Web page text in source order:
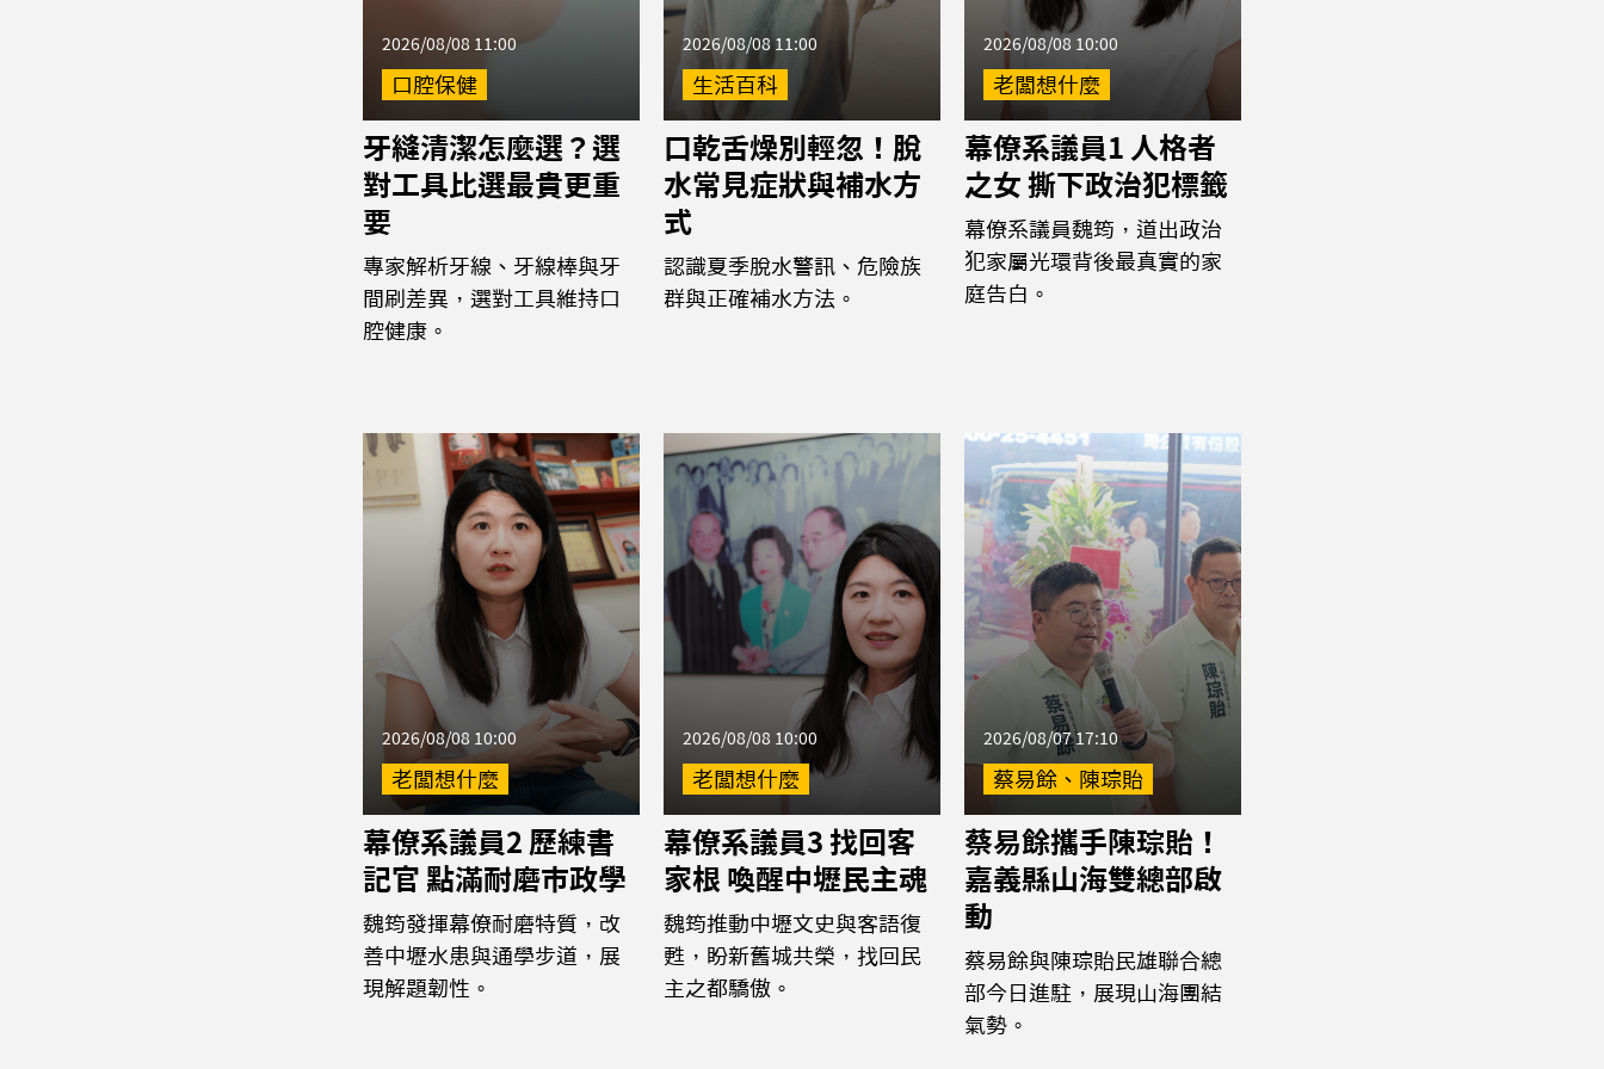
2026/08/08 11:00
口腔保健
牙縫清潔怎麼選？選
對工具比選最貴更重
要
專家解析牙線、牙線棒與牙
間刷差異，選對工具維持口
腔健康。
2026/08/08 11:00
生活百科
口乾舌燥別輕忽！脫
水常見症狀與補水方
式
認識夏季脫水警訊、危險族
群與正確補水方法。
2026/08/08 10:00
老闆想什麼
幕僚系議員1 人格者
之女 撕下政治犯標籤
幕僚系議員魏筠，道出政治
犯家屬光環背後最真實的家
庭告白。
2026/08/08 10:00
老闆想什麼
幕僚系議員2 歷練書
記官 點滿耐磨市政學
魏筠發揮幕僚耐磨特質，改
善中壢水患與通學步道，展
現解題韌性。
2026/08/08 10:00
老闆想什麼
幕僚系議員3 找回客
家根 喚醒中壢民主魂
魏筠推動中壢文史與客語復
甦，盼新舊城共榮，找回民
主之都驕傲。
2026/08/07 17:10
蔡易餘、陳琮貽
蔡易餘攜手陳琮貽！
嘉義縣山海雙總部啟
動
蔡易餘與陳琮貽民雄聯合總
部今日進駐，展現山海團結
氣勢。